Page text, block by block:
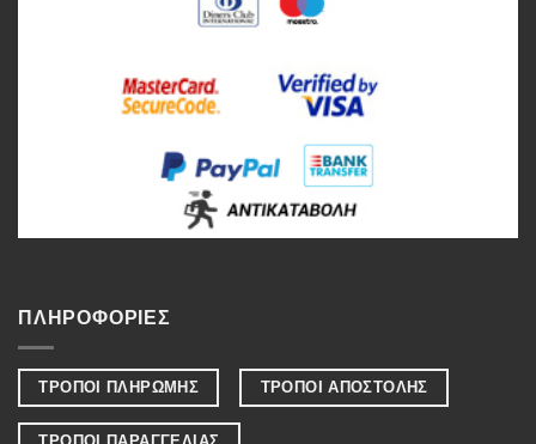
ΠΛΗΡΟΦΟΡΙΕΣ
ΤΡΟΠΟΙ ΠΛΗΡΩΜΗΣ ΤΡΟΠΟΙ ΑΠΟΣΤΟΛΗΣ